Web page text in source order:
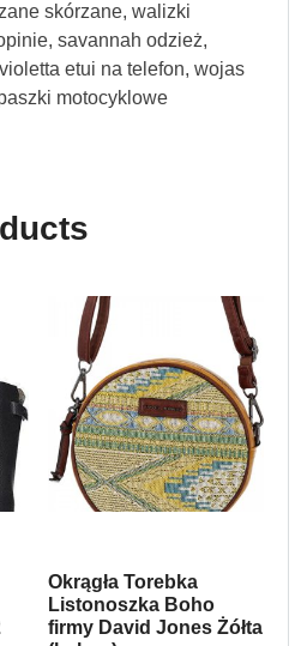
skórzane, walizki
savannah odzież,
etui na telefon, wojas
motocyklowe
Okrągła Torebka
Listonoszka Boho
firmy David Jones Żółta